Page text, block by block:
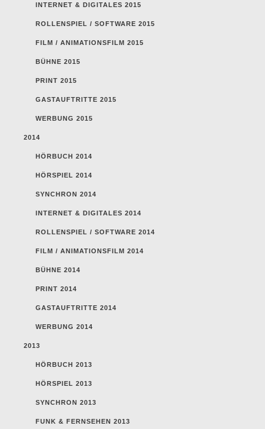
INTERNET & DIGITALES 2015
ROLLENSPIEL / SOFTWARE 2015
FILM / ANIMATIONSFILM 2015
BÜHNE 2015
PRINT 2015
GASTAUFTRITTE 2015
WERBUNG 2015
2014
HÖRBUCH 2014
HÖRSPIEL 2014
SYNCHRON 2014
INTERNET & DIGITALES 2014
ROLLENSPIEL / SOFTWARE 2014
FILM / ANIMATIONSFILM 2014
BÜHNE 2014
PRINT 2014
GASTAUFTRITTE 2014
WERBUNG 2014
2013
HÖRBUCH 2013
HÖRSPIEL 2013
SYNCHRON 2013
FUNK & FERNSEHEN 2013